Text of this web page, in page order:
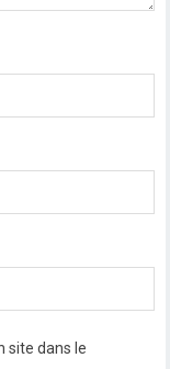
site dans le